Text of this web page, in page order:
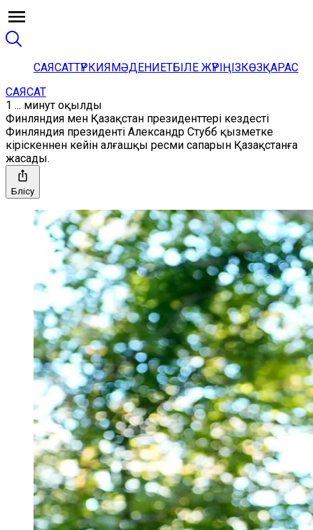
САЯСАТТҮРКИЯМӘДЕНИЕТБІЛЕ ЖҮРІҢІЗКӨЗҚАРАС
САЯСАТ
1 ... минут оқылды
Финляндия мен Қазақстан президенттері кездесті
Финляндия президенті Александр Стубб қызметке
кіріскеннен кейін алғашқы ресми сапарын Қазақстанға
жасады.
Бөлісу